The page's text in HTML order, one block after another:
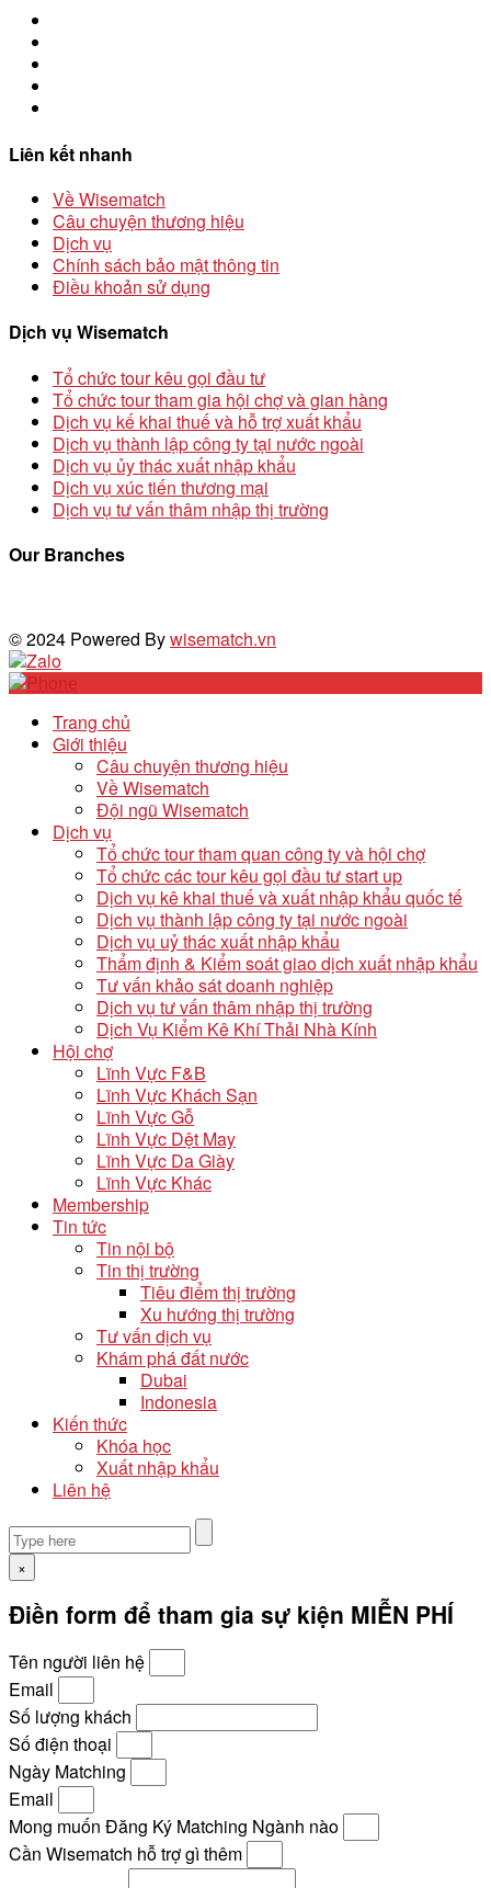
Liên kết nhanh
Về Wisematch
Câu chuyện thương hiệu
Dịch vụ
Chính sách bảo mật thông tin
Điều khoản sử dụng
Dịch vụ Wisematch
Tổ chức tour kêu gọi đầu tư
Tổ chức tour tham gia hội chợ và gian hàng
Dịch vụ kế khai thuế và hỗ trợ xuất khẩu
Dịch vụ thành lập công ty tại nước ngoài
Dịch vụ ủy thác xuất nhập khẩu
Dịch vụ xúc tiến thương mại
Dịch vụ tư vấn thâm nhập thị trường
Our Branches
© 2024 Powered Bywisematch.vn
Trang chủ
Giới thiệu
Câu chuyện thương hiệu
Về Wisematch
Đội ngũ Wisematch
Dịch vụ
Tổ chức tour tham quan công ty và hội chợ
Tổ chức các tour kêu gọi đầu tư start up
Dịch vụ kê khai thuế và xuất nhập khẩu quốc tế
Dịch vụ thành lập công ty tại nước ngoài
Dịch vụ uỷ thác xuất nhập khẩu
Thẩm định & Kiểm soát giao dịch xuất nhập khẩu
Tư vấn khảo sát doanh nghiệp
Dịch vụ tư vấn thâm nhập thị trường
Dịch Vụ Kiểm Kê Khí Thải Nhà Kính
Hội chợ
Lĩnh Vực F&B
Lĩnh Vực Khách Sạn
Lĩnh Vực Gỗ
Lĩnh Vực Dệt May
Lĩnh Vực Da Giày
Lĩnh Vực Khác
Membership
Tin tức
Tin nội bộ
Tin thị trường
Tiêu điểm thị trường
Xu hướng thị trường
Tư vấn dịch vụ
Khám phá đất nước
Dubai
Indonesia
Kiến thức
Khóa học
Xuất nhập khẩu
Liên hệ
×
Điền form để tham gia sự kiện MIỄN PHÍ
Tên người liên hệ
Email
Số lượng khách
Số điện thoại
Ngày Matching
Email
Mong muốn Đăng Ký Matching Ngành nào
Cần Wisematch hỗ trợ gì thêm